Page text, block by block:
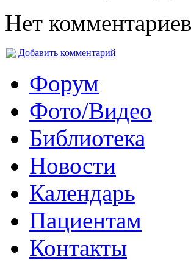
Нет
Добавить комментарий
Форум
Фото/Видео
Библиотека
Новости
Календарь
Пациентам
Контакты